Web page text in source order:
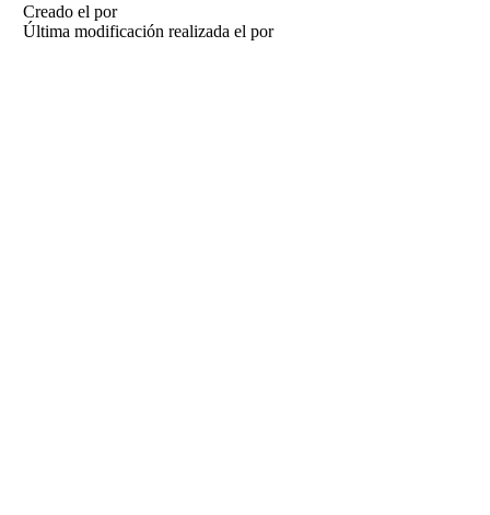
Creado el por
Última modificación realizada el por